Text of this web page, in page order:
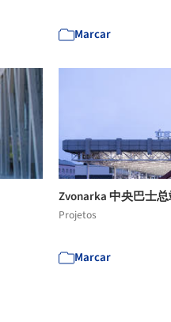
Marcar
Zvonarka 中央巴士总
Projetos
Marcar